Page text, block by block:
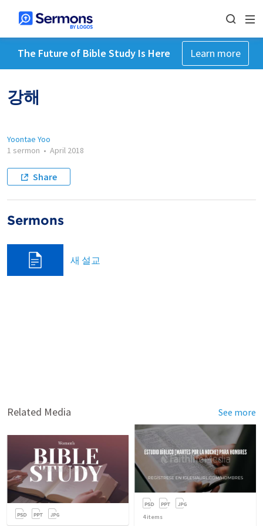
The Future of Bible Study Is Here Learn more
강해
Yoontae Yoo
1 sermon • April 2018
Share
Sermons
새 설교
Related Media See more
4items